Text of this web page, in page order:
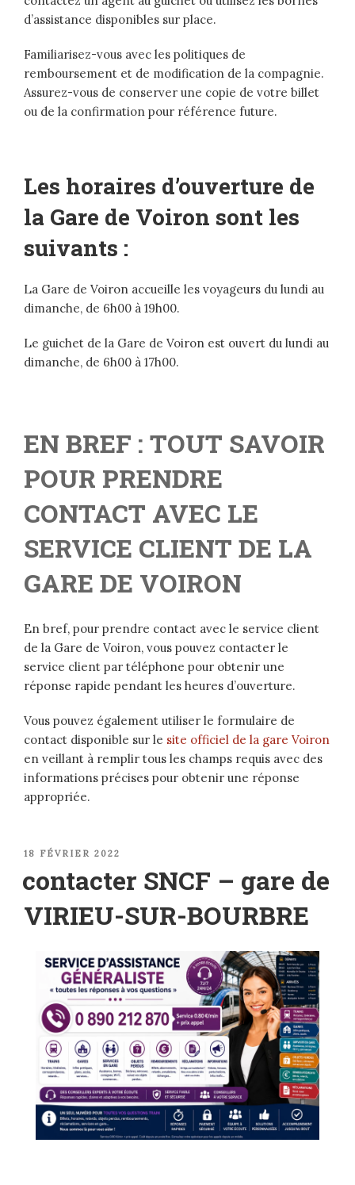
d’assistance disponibles sur place.
Familiarisez-vous avec les politiques de
remboursement et de modification de la compagnie.
Assurez-vous de conserver une copie de votre billet
ou de la confirmation pour référence future.
Les horaires d’ouverture de
la Gare de Voiron sont les
suivants :
La Gare de Voiron accueille les voyageurs du lundi au
dimanche, de 6h00 à 19h00.
Le guichet de la Gare de Voiron est ouvert du lundi au
dimanche, de 6h00 à 17h00.
EN BREF : TOUT SAVOIR
POUR PRENDRE
CONTACT AVEC LE
SERVICE CLIENT DE LA
GARE DE VOIRON
En bref, pour prendre contact avec le service client
de la Gare de Voiron, vous pouvez contacter le
service client par téléphone pour obtenir une
réponse rapide pendant les heures d’ouverture.
Vous pouvez également utiliser le formulaire de
contact disponible sur le site officiel de la gare Voiron
en veillant à remplir tous les champs requis avec des
informations précises pour obtenir une réponse
appropriée.
PUBLIÉ
18 FÉVRIER 2022
contacter SNCF – gare de
VIRIEU-SUR-BOURBRE